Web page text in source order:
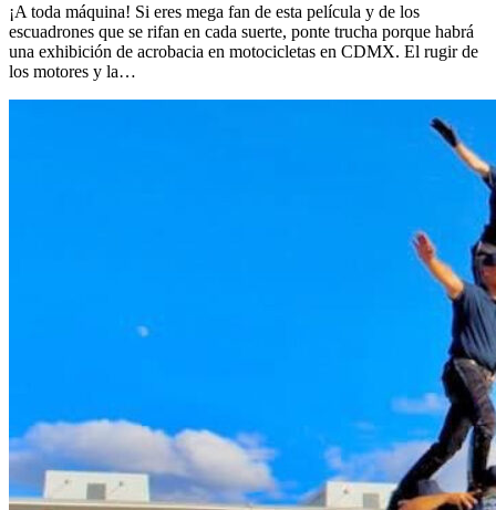
¡A toda máquina! Si eres mega fan de esta película y de los
escuadrones que se rifan en cada suerte, ponte trucha porque habrá
una exhibición de acrobacia en motocicletas en CDMX. El rugir de
los motores y la…